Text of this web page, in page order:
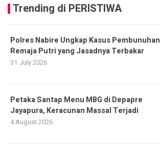
Trending di PERISTIWA
Polres Nabire Ungkap Kasus Pembunuhan
Remaja Putri yang Jasadnya Terbakar
31 July 2026
Petaka Santap Menu MBG di Depapre
Jayapura, Keracunan Massal Terjadi
4 August 2026